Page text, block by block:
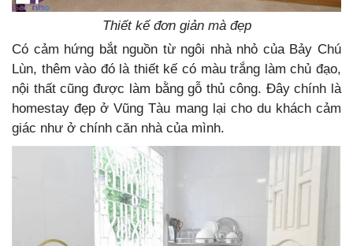
Thiết kế đơn giản mà đẹp
Có cảm hứng bắt nguồn từ ngôi nhà nhỏ của Bảy Chú
Lùn, thêm vào đó là thiết kế có màu trắng làm chủ đạo,
nội thất cũng được làm bằng gỗ thủ công. Đây chính là
homestay đẹp ở Vũng Tàu mang lại cho du khách cảm
giác như ở chính căn nhà của mình.